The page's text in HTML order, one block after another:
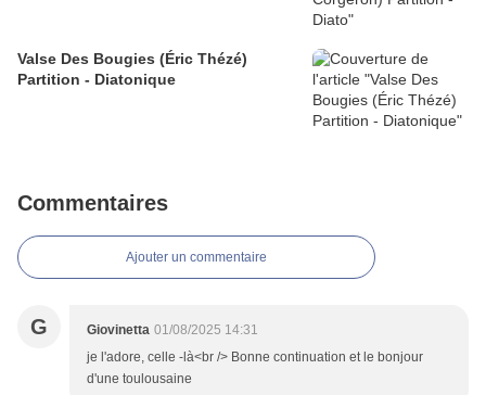
Valse Des Bougies (Éric Thézé)
Partition - Diatonique
Commentaires
Ajouter un commentaire
G Giovinetta 01/08/2025 14:31
je l'adore, celle -là<br /> Bonne continuation et le bonjour
d'une toulousaine